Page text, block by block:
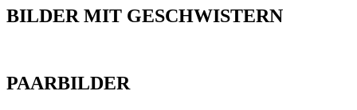
BILDER MIT GESCHWISTERN
PAARBILDER